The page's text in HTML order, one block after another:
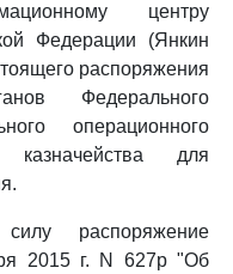
центру
Федерации (Янкин
распоряжения
Федерального
операционного
казначейства для
распоряжение
2015 г. N 627р "Об